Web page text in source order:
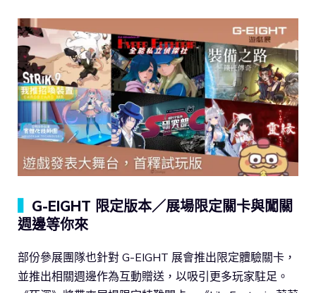
G-EIGHT 限定版本／展場限定關卡與闖關
週邊等你來
部份參展團隊也針對 G-EIGHT 展會推出限定體驗關卡，
並推出相關週邊作為互動贈送，以吸引更多玩家駐足。